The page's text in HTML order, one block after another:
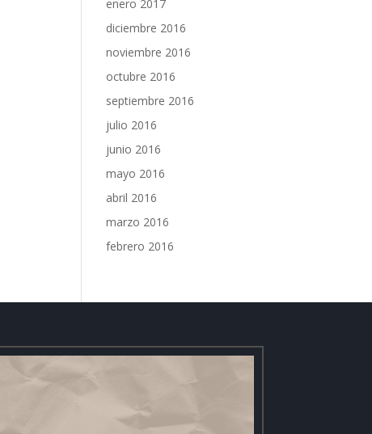
enero 2017
diciembre 2016
noviembre 2016
octubre 2016
septiembre 2016
julio 2016
junio 2016
mayo 2016
abril 2016
marzo 2016
febrero 2016